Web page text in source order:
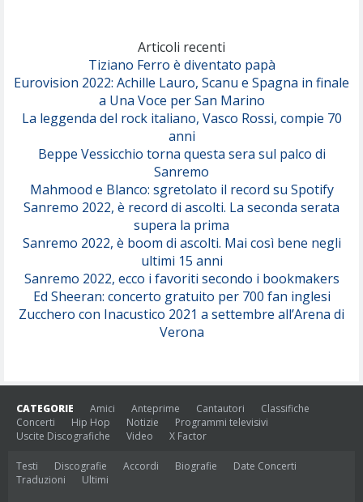
Serenamente
Articoli recenti
Tiziano Ferro è diventato papà
Eurovision 2022: Achille Lauro, Scanu e Spagna in finale
a Una Voce per San Marino
La leggenda del rock italiano, Vasco Rossi, compie 70
anni
Beppe Vessicchio torna questa sera sul palco di
Sanremo
Mahmood e Blanco: sgretolato il record su Spotify
Sanremo 2022, è record di ascolti. La seconda serata
supera la prima
Sanremo 2022, è boom di ascolti. Mai così bene negli
ultimi 15 anni
Sanremo 2022, ecco i favoriti secondo i bookmakers
Ed Sheeran: concerto gratuito per 700 fan inglesi
Zucchero con Inacustico 2021 a settembre all’Arena di
Verona
CATEGORIE Amici Anteprime Cantautori
Classifiche
Concerti
Hip Hop Notizie
Programmi televisivi
Uscite Discografiche
Video X Factor
Testi Discografie Accordi Biografie
Date Concerti
Traduzioni
Ultimi